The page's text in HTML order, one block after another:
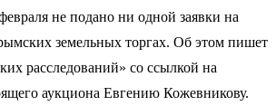
не подано ни одной заявки на
земельных торгах. Об этом пишет
расследований» со ссылкой на
аукциона Евгению Кожевникову.